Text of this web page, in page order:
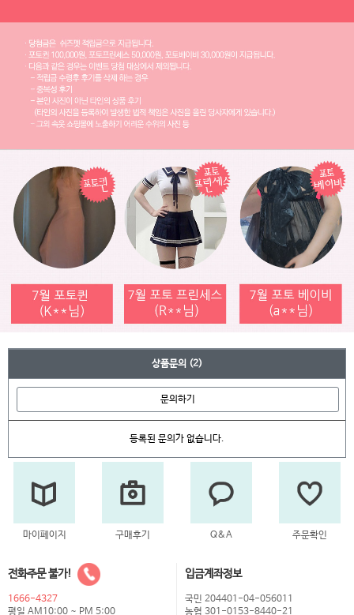
상품문의 (2)
문의하기
등록된 문의가 없습니다.
마이페이지 구매후기 Q&A 주문확인
전화주문 불가!
1666-4327
평일 AM10:00 ~ PM 5:00
입금계좌정보
국민 204401-04-056011
농협 301-0153-8440-21